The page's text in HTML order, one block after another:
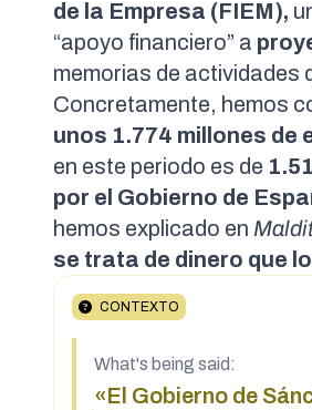
de la Empresa (FIEM),
“apoyo financiero” a
memorias de actividades
Concretamente, hemos
unos 1.774 millones de
en este periodo es de
por el Gobierno de
hemos explicado en
se trata de dinero que
CONTEXTO
What's being said:
«El Gobierno de